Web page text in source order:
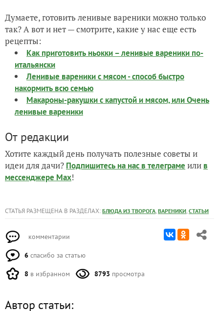
Думаете, готовить ленивые вареники можно только
так? А вот и нет — смотрите, какие у нас еще есть
рецепты:
Как приготовить ньокки – ленивые вареники по-
итальянски
Ленивые вареники с мясом - способ быстро
накормить всю семью
Макароны-ракушки с капустой и мясом, или Очень
ленивые вареники
От редакции
Хотите каждый день получать полезные советы и
идеи для дачи? Подпишитесь на нас в телеграме или в
мессенджере Max!
СТАТЬЯ РАЗМЕЩЕНА В РАЗДЕЛАХ: БЛЮДА ИЗ ТВОРОГА, ВАРЕНИКИ, СТАТЬИ
комментарии
6 спасибо за статью
8 в избранном 8793 просмотра
Автор статьи: